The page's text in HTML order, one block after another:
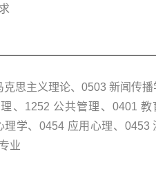
克思主义理论、0503 新闻传
、1252 公共管理、0401
理学、0454 应用心理、0453
业